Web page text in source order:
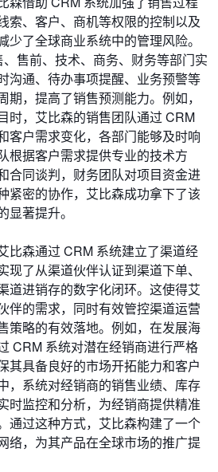
索、客户、商机等权限的控制以及
了全球商业系统中的管理风险。
售前、技术、商务、财务等部门实
沟通、待办事项提醒、业务预警等
，提高了销售预测能力。例如，
时，艾比森的销售团队通过 CRM
客户需求变化，各部门能够及时响
根据客户需求提供专业的技术方
合同谈判，财务团队对项目资金进
紧密的协作，艾比森成功拿下了该
著提升。
比森通过 CRM 系统建立了渠道经
了从渠道伙伴认证到渠道下单、
道进销存的数字化闭环。这使得艾
伴的需求，同时有效管控渠道运营
策略的有效落地。例如，在发展海
CRM 系统对潜在经销商进行严格
其具备良好的市场开拓能力和客户
，系统对经销商的销售业绩、库存
时监控和分析，为经销商提供精准
通过这种方式，艾比森构建了一个
络，为其产品在全球市场的推广提